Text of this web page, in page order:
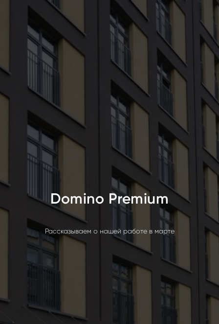
Domino Premium
Рассказываем о нашей работе в марте